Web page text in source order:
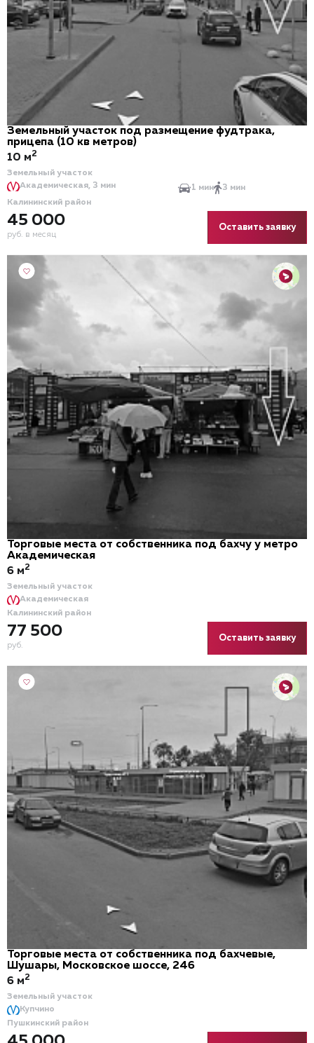
Земельный участок под размещение фудтрака,
прицепа (10 кв метров)
Земельный участок
Академическая, 3 мин
1 мин
3 мин
Калининский район
45 000
руб. в месяц
10 м2
Оставить заявку
Торговые места от собственника под бахчу у метро
Академическая
Земельный участок
Академическая
Калининский район
77 500
руб.
6 м2
Оставить заявку
Торговые места от собственника под бахчевые,
Шушары, Московское шоссе, 246
Земельный участок
Купчино
Пушкинский район
6 м2